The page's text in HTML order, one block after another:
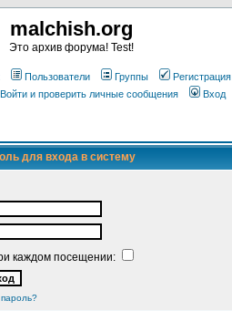
malchish.org
Это архив форума! Test!
Пользователи Группы
Регистрация
Войти и проверить личные сообщения Вход
для входа в систему
каждом посещении: